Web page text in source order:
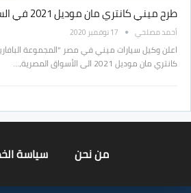
طرح ميني كانتري مان موديل 2021 في السوق المصري !
أحمد مصلحي 17 نوفمبر 2020
اعلن وكيل سيارات ميني في مصر “المجموعة
كانتري مان موديل 2021 الى الأسواق المصرية،…
من نحن سياسة